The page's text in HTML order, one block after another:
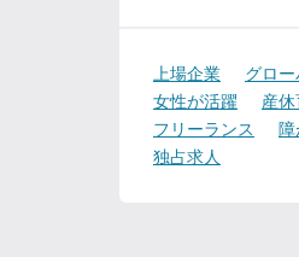
上場企業 グロ
女性が活躍
産
フリーランス
独占求人